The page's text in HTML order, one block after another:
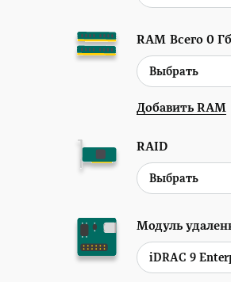
RAM Всего 0 Гб
Добавить RAM
RAID
Модуль